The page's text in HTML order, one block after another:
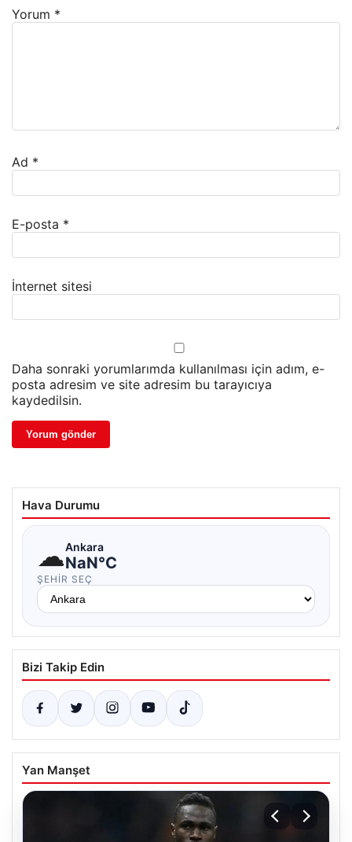
Yorum *
Ad *
E-posta *
İnternet sitesi
Daha sonraki yorumlarımda kullanılması için adım, e-
posta adresim ve site adresim bu tarayıcıya
kaydedilsin.
Hava Durumu
☁Ankara
NaN°C
ŞEHIR SEÇ
Bizi Takip Edin
Yan Manşet